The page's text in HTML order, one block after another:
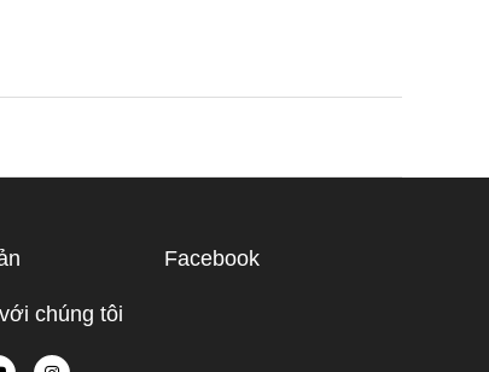
chúng tôi
Facebook